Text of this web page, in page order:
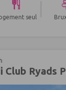
seul
Club Ryads